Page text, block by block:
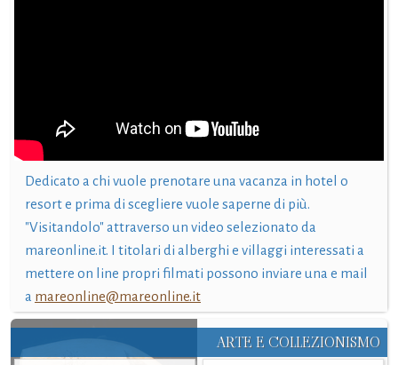
Dedicato a chi vuole prenotare una vacanza in hotel o
resort e prima di scegliere vuole saperne di più.
"Visitandolo" attraverso un video selezionato da
mareonline.it. I titolari di alberghi e villaggi interessati a
mettere on line propri filmati possono inviare una e mail
a mareonline@mareonline.it
ARTE E COLLEZIONISMO